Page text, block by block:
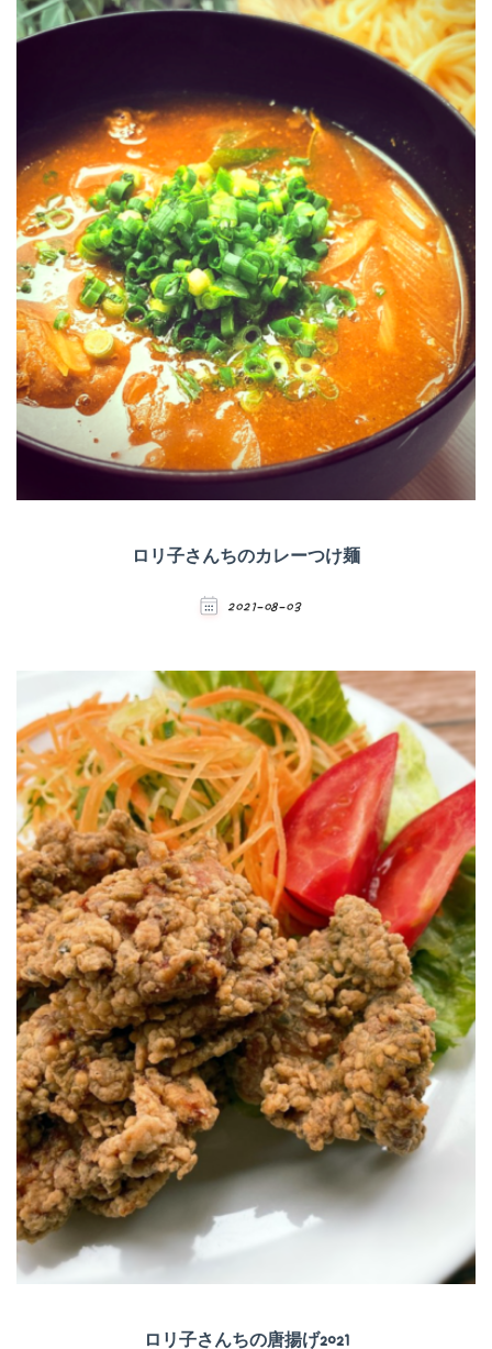
ロリ子さんちのカレーつけ麺
2021-08-03
ロリ子さんちの唐揚げ2021